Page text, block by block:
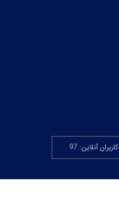
کاربران آنلاین: 97